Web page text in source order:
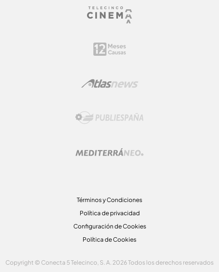
Términos y Condiciones
Política de privacidad
Configuración de Cookies
Política de Cookies
Copyright © Conecta 5 Telecinco, S. A. 2026 Todos los derechos reservados